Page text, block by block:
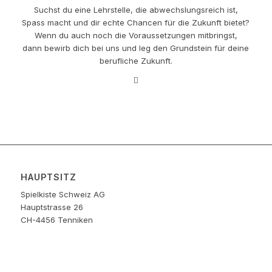
Suchst du eine Lehrstelle, die abwechslungsreich ist,
Spass macht und dir echte Chancen für die Zukunft bietet?
Wenn du auch noch die Voraussetzungen mitbringst,
dann bewirb dich bei uns und leg den Grundstein für deine
berufliche Zukunft.
HAUPTSITZ
Spielkiste Schweiz AG
Hauptstrasse 26
CH-4456 Tenniken